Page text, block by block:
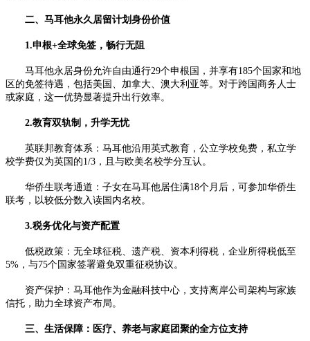
二、马耳他永久居留计划身份价值
1.申根+全球免签，畅行无阻
马耳他永居身份允许自由通行29个申根国，并享有185个国家和地
区的免签待遇，包括美国、加拿大、澳大利亚等。对于跨国商务人士
或家庭，这一优势显著提升出行效率。
2.教育双轨制，升学无忧
英联邦教育体系：马耳他沿用英式教育，公立学校免费，私立学
校学费仅为英国的1/3，且与欧美名校学分互认。
华侨生联考通道：子女在马耳他居住满18个月后，可参加华侨生
联考，以较低分数入读国内名校。
3.税务优化与资产配置
低税政策：无全球征税、遗产税、资本利得税，企业所得税低至
5%，与75个国家签署避免双重征税协议。
资产保护：马耳他作为金融科技中心，支持离岸公司架构与家族
信托，助力全球资产布局。
三、生活保障：医疗、养老与家庭团聚的全方位支持